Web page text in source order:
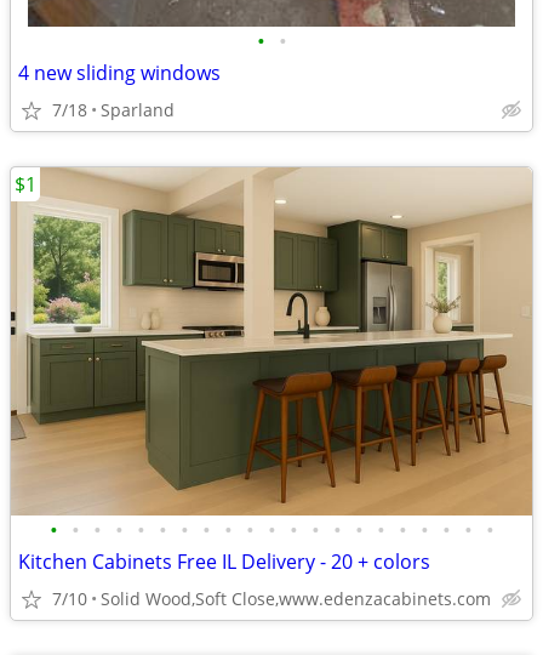
• •
4 new sliding windows
7/18 Sparland
• • • • • • • • • • • • • • • • • • • • •
Kitchen Cabinets Free IL Delivery - 20 + colors
7/10 Solid Wood,Soft Close,www.edenzacabinets.com
$1